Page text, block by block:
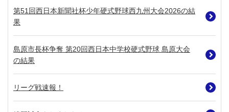
第51回西日本新聞社杯少年硬式野球西九州大会2026の結
果
島原市長杯争奪 第20回西日本中学校硬式野球 島原大会
の結果
リーグ戦速報！